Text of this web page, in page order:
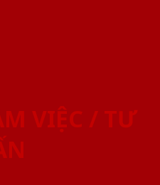
VIỆC / TƯ